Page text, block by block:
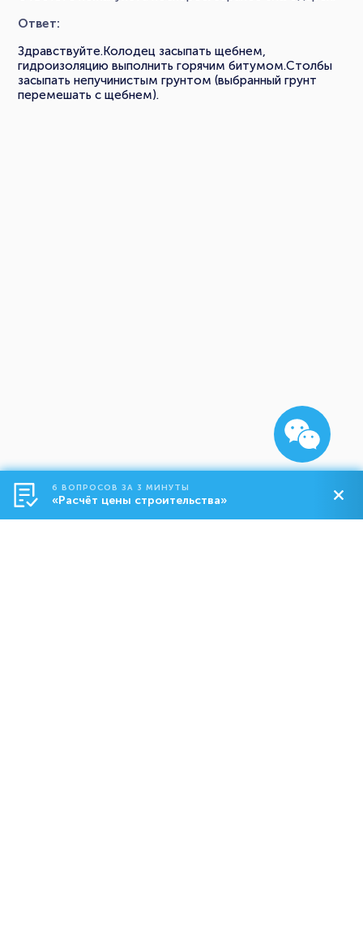
Ответ:
Здравствуйте.Колодец засыпать щебнем,
гидроизоляцию выполнить горячим битумом.Столбы
засыпать непучинистым грунтом (выбранный грунт
перемешать с щебнем).
6 ВОПРОСОВ ЗА 3 МИНУТЫ
«Расчёт цены строительства»